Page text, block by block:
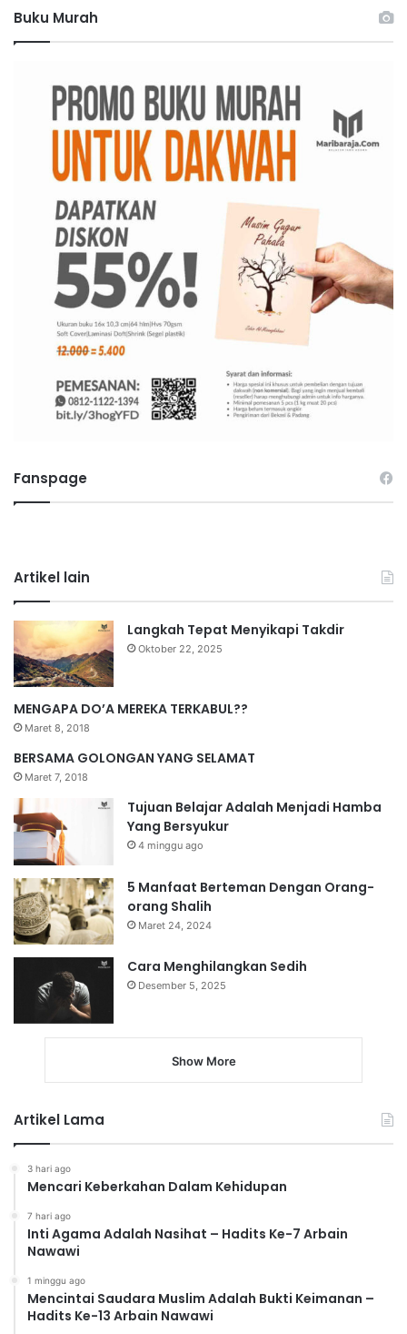
Buku Murah
Fanspage
Artikel lain
Langkah Tepat Menyikapi Takdir
Oktober 22, 2025
MENGAPA DO’A MEREKA TERKABUL??
Maret 8, 2018
BERSAMA GOLONGAN YANG SELAMAT
Maret 7, 2018
Tujuan Belajar Adalah Menjadi Hamba
Yang Bersyukur
4 minggu ago
5 Manfaat Berteman Dengan Orang-
orang Shalih
Maret 24, 2024
Cara Menghilangkan Sedih
Desember 5, 2025
Show More
Artikel Lama
3 hari ago
Mencari Keberkahan Dalam Kehidupan
7 hari ago
Inti Agama Adalah Nasihat – Hadits Ke-7 Arbain
Nawawi
1 minggu ago
Mencintai Saudara Muslim Adalah Bukti Keimanan –
Hadits Ke-13 Arbain Nawawi